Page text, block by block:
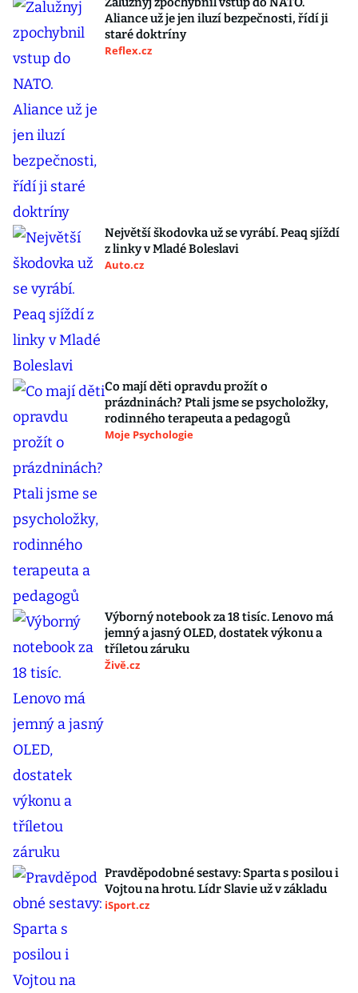
Aliance už je jen iluzí bezpečnosti, řídí ji
staré doktríny
Reflex.cz
Největší škodovka už se vyrábí. Peaq sjíždí
z linky v Mladé Boleslavi
Auto.cz
Co mají děti opravdu prožít o
prázdninách? Ptali jsme se psycholožky,
rodinného terapeuta a pedagogů
Moje Psychologie
Výborný notebook za 18 tisíc. Lenovo má
jemný a jasný OLED, dostatek výkonu a
tříletou záruku
Živě.cz
Pravděpodobné sestavy: Sparta s posilou i
Vojtou na hrotu. Lídr Slavie už v základu
iSport.cz